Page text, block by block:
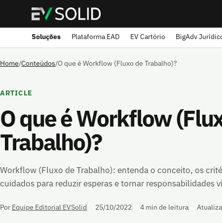
Soluções Plataforma EAD EV Cartório BigAdv
Home/Conteúdos/O que é Workflow (Fluxo de Trabalho)?
ARTICLE
O que é Workflow
Trabalho)?
Workflow (Fluxo de Trabalho): entenda o conceito, os
cuidados para reduzir esperas e tornar responsabilidades
Por Equipe Editorial EVSolid 25/10/2022 4 min de leitura